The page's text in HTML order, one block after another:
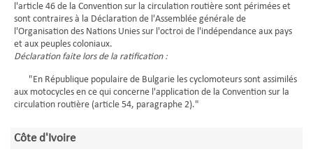
l'article 46 de la Convention sur la circulation routière sont périmées et
sont contraires à la Déclaration de l'Assemblée générale de
l'Organisation des Nations Unies sur l'octroi de l'indépendance aux pays
et aux peuples coloniaux.
Déclaration faite lors de la ratification :
"En République populaire de Bulgarie les cyclomoteurs sont assimilés
aux motocycles en ce qui concerne l'application de la Convention sur la
circulation routière (article 54, paragraphe 2)."
Côte d'Ivoire